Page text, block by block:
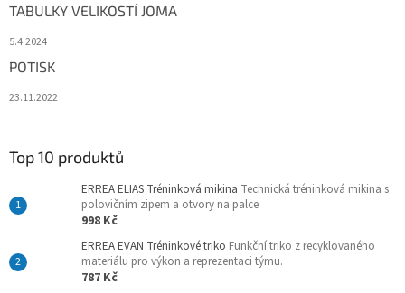
TABULKY VELIKOSTÍ JOMA
5.4.2024
POTISK
23.11.2022
Top 10 produktů
ERREA ELIAS Tréninková mikina Technická tréninková mikina s
polovičním zipem a otvory na palce
998 Kč
ERREA EVAN Tréninkové triko Funkční triko z recyklovaného
materiálu pro výkon a reprezentaci týmu.
787 Kč